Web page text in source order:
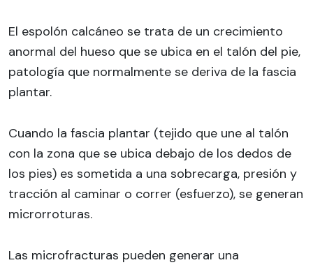
El espolón calcáneo se trata de un crecimiento
anormal del hueso que se ubica en el talón del pie,
patología que normalmente se deriva de la fascia
plantar.
Cuando la fascia plantar (tejido que une al talón
con la zona que se ubica debajo de los dedos de
los pies) es sometida a una sobrecarga, presión y
tracción al caminar o correr (esfuerzo), se generan
microrroturas.
Las microfracturas pueden generar una